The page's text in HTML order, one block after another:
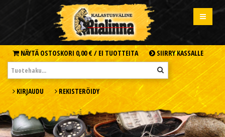
NÄYTÄ OSTOSKORI 0,00 € / EI TUOTTEITA SIIRRY KASSALLE
KIRJAUDU REKISTERÖIDY